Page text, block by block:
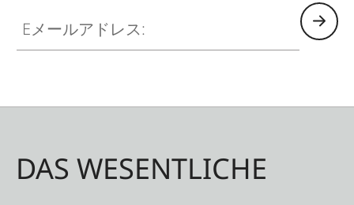
DAS WESENTLICHE